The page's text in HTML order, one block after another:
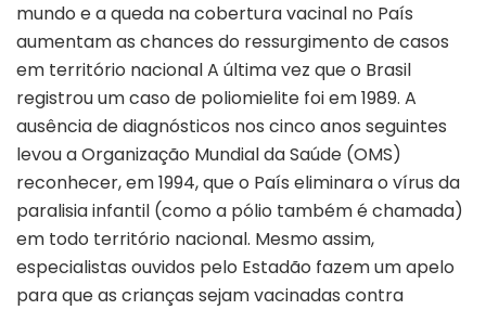
mundo e a queda na cobertura vacinal no País
aumentam as chances do ressurgimento de casos
em território nacional A última vez que o Brasil
registrou um caso de poliomielite foi em 1989. A
ausência de diagnósticos nos cinco anos seguintes
levou a Organização Mundial da Saúde (OMS)
reconhecer, em 1994, que o País eliminara o vírus da
paralisia infantil (como a pólio também é chamada)
em todo território nacional. Mesmo assim,
especialistas ouvidos pelo Estadão fazem um apelo
para que as crianças sejam vacinadas contra